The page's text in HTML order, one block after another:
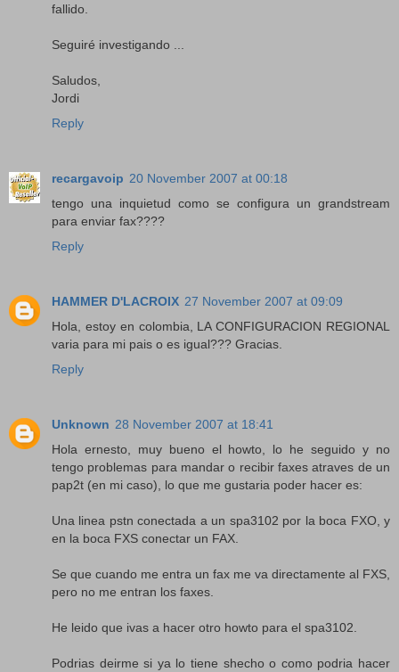
fallido.
Seguiré investigando ...
Saludos,
Jordi
Reply
recargavoip 20 November 2007 at 00:18
tengo una inquietud como se configura un grandstream
para enviar fax????
Reply
HAMMER D'LACROIX 27 November 2007 at 09:09
Hola, estoy en colombia, LA CONFIGURACION REGIONAL
varia para mi pais o es igual??? Gracias.
Reply
Unknown 28 November 2007 at 18:41
Hola ernesto, muy bueno el howto, lo he seguido y no
tengo problemas para mandar o recibir faxes atraves de un
pap2t (en mi caso), lo que me gustaria poder hacer es:
Una linea pstn conectada a un spa3102 por la boca FXO, y
en la boca FXS conectar un FAX.
Se que cuando me entra un fax me va directamente al FXS,
pero no me entran los faxes.
He leido que ivas a hacer otro howto para el spa3102.
Podrias deirme si ya lo tiene shecho o como podria hacer